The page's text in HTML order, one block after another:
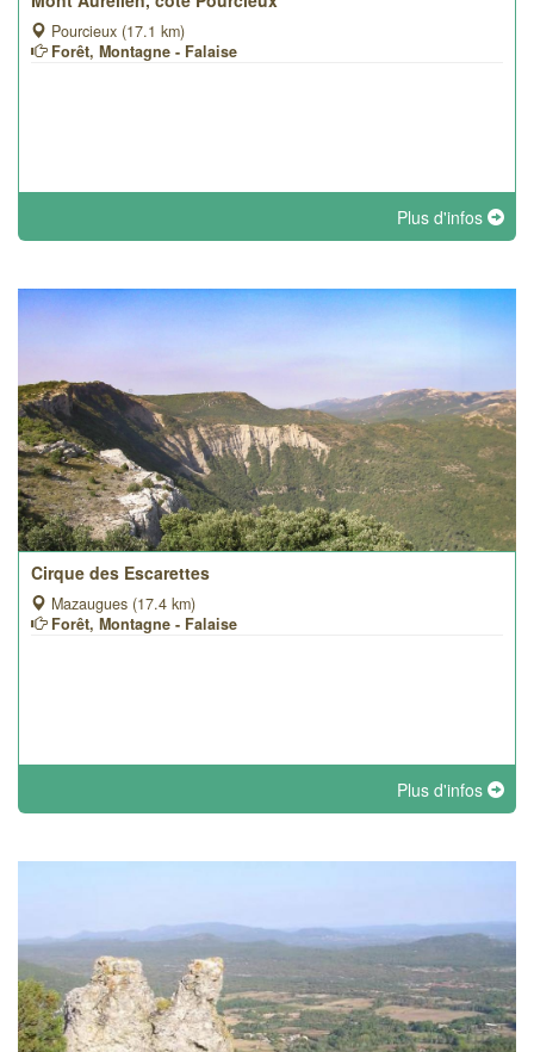
Pourcieux (17.1 km)
Forêt, Montagne - Falaise
Plus d'infos
Cirque des Escarettes
Mazaugues (17.4 km)
Forêt, Montagne - Falaise
Plus d'infos